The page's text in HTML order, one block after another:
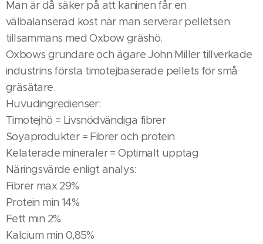
Man är då säker på att kaninen får en
välbalanserad kost när man serverar pelletsen
tillsammans med Oxbow gräshö.
Oxbows grundare och ägare John Miller tillverkade
industrins första timotejbaserade pellets för små
gräsätare.
Huvudingredienser:
Timotejhö = Livsnödvändiga fibrer
Soyaprodukter = Fibrer och protein
Kelaterade mineraler = Optimalt upptag
Näringsvärde enligt analys:
Fibrer max 29%
Protein min 14%
Fett min 2%
Kalcium min 0,85%